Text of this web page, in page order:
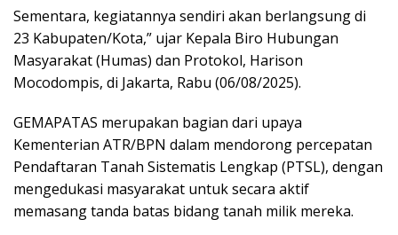
Sementara, kegiatannya sendiri akan berlangsung di
23 Kabupaten/Kota,” ujar Kepala Biro Hubungan
Masyarakat (Humas) dan Protokol, Harison
Mocodompis, di Jakarta, Rabu (06/08/2025).
GEMAPATAS merupakan bagian dari upaya
Kementerian ATR/BPN dalam mendorong percepatan
Pendaftaran Tanah Sistematis Lengkap (PTSL), dengan
mengedukasi masyarakat untuk secara aktif
memasang tanda batas bidang tanah milik mereka.